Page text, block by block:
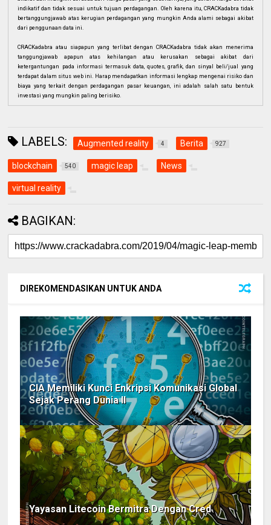
indikatif dan tidak sesuai untuk tujuan perdagangan. Oleh karena itu, CRACKadabra tidak
bertanggungjawab atas kerugian perdagangan yang mungkin Anda alami sebagai akibat
dari penggunaan data ini.
CRACKadabra atau siapapun yang terlibat dengan CRACKadabra tidak akan menerima
tanggungjawab apapun atas kehilangan atau kerusakan sebagai akibat dari
ketergantungan pada informasi termasuk data, quotes, grafik, dan sinyal beli/jual yang
terdapat dalam situs web ini. Harap mendapatkan informasi lengkap mengenai risiko dan
biaya yang terkait dengan perdagangan pasar keuangan, ini adalah salah satu bentuk
investasi yang mungkin paling berisiko.
LABELS: Augmented reality 4 Berita 927
blockchain 540 magic leap News
virtual reality
BAGIKAN:
DIREKOMENDASIKAN UNTUK ANDA
CIA Memiliki Kunci Enkripsi Komunikasi Global
Sejak Perang Dunia II
Yayasan Litecoin Bermitra Dengan Cred